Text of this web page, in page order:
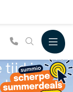
tijd in
in